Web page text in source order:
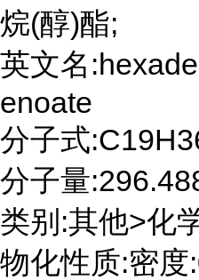
烷(醇)酯;
英文名
enoate
分子式
分子量
类别:其他>化
物化性质:密度